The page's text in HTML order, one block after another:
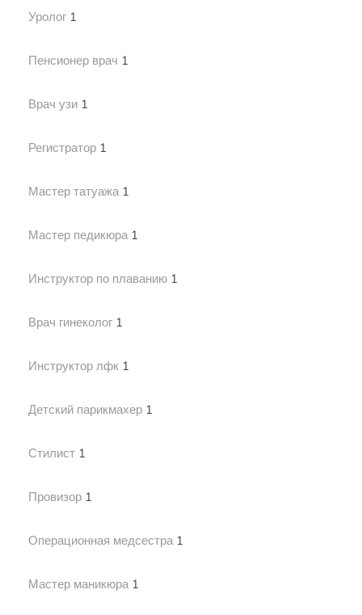
Уролог 1
Пенсионер врач 1
Врач узи 1
Регистратор 1
Мастер татуажа 1
Мастер педикюра 1
Инструктор по плаванию 1
Врач гинеколог 1
Инструктор лфк 1
Детский парикмахер 1
Стилист 1
Провизор 1
Операционная медсестра 1
Мастер маникюра 1